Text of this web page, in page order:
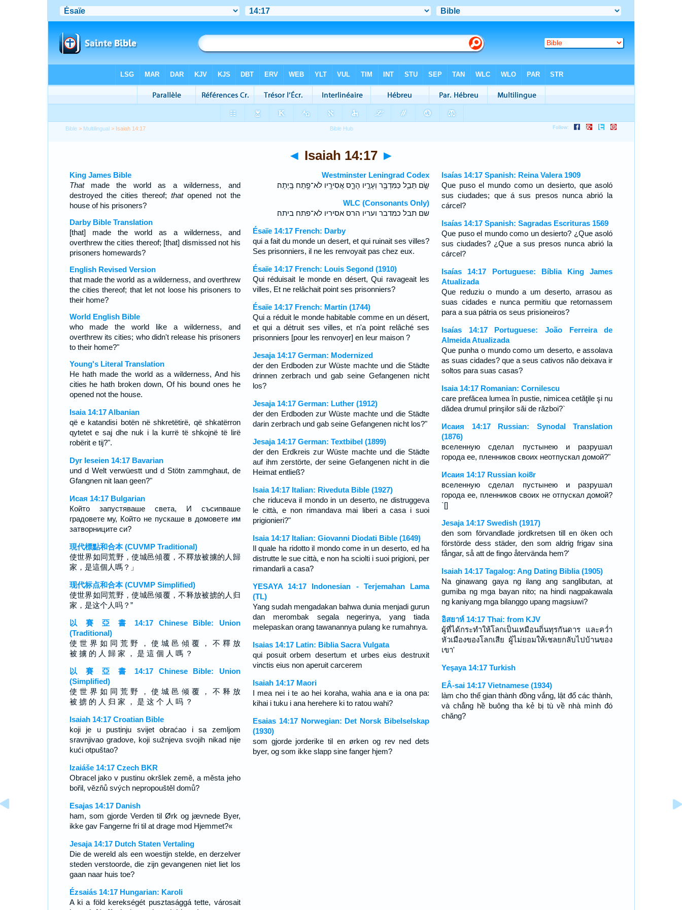
Bible > Multilingual > Isaiah 14:17
◄ Isaiah 14:17 ►
King James Bible
Thatmade the world as a wilderness, and
destroyed the cities thereof;thatopened not the
house of his prisoners?
Darby Bible Translation
[that] made the world as a wilderness, and
overthrew the cities thereof; [that] dismissed not his
prisoners homewards?
English Revised Version
that made the world as a wilderness, and overthrew
the cities thereof; that let not loose his prisoners to
their home?
World English Bible
who made the world like a wilderness, and
overthrew its cities; who didn't release his prisoners
to their home?"
Young's Literal Translation
He hath made the world as a wilderness, And his
cities he hath broken down, Of his bound ones he
opened not the house.
Isaia 14:17 Albanian
që e katandisi botën në shkretëtirë, që shkatërron
qytetet e saj dhe nuk i la kurrë të shkojnë të lirë
robërit e tij?".
Dyr Ieseien 14:17 Bavarian
und d Welt verwüestt und d Stötn zammghaut, de
Gfangnen nit laan geen?"
Исая 14:17 Bulgarian
Който запустяваше света, И съсипваше
градовете му, Който не пускаше в домовете им
затворниците си?
現代標點和合本 (CUVMP Traditional)
使世界如同荒野，使城邑傾覆，不釋放被擄的人歸
家，是這個人嗎？」
现代标点和合本 (CUVMP Simplified)
使世界如同荒野，使城邑倾覆，不释放被掳的人归
家，是这个人吗？”
以 賽 亞 書 14:17 Chinese Bible: Union
(Traditional)
使 世 界 如 同 荒 野 ， 使 城 邑 傾 覆 ， 不 釋 放
被 擄 的 人 歸 家 ， 是 這 個 人 嗎 ？
以 賽 亞 書 14:17 Chinese Bible: Union
(Simplified)
使 世 界 如 同 荒 野 ， 使 城 邑 倾 覆 ， 不 释 放
被 掳 的 人 归 家 ， 是 这 个 人 吗 ？
Isaiah 14:17 Croatian Bible
koji je u pustinju svijet obraćao i sa zemljom
sravnjivao gradove, koji sužnjeva svojih nikad nije
kući otpuštao?
Izaiáše 14:17 Czech BKR
Obracel jako v pustinu okršlek země, a města jeho
bořil, vězňů svých nepropouštěl domů?
Esajas 14:17 Danish
ham, som gjorde Verden til Ørk og jævnede Byer,
ikke gav Fangerne fri til at drage mod Hjemmet?«
Jesaja 14:17 Dutch Staten Vertaling
Die de wereld als een woestijn stelde, en derzelver
steden verstoorde, die zijn gevangenen niet liet los
gaan naar huis toe?
Ézsaiás 14:17 Hungarian: Karoli
A ki a föld kerekségét pusztasággá tette, városait
Westminster Leningrad Codex
שָׂ֥ם תֵּבֵ֛ל כַּמִּדְבָּ֖ר וְעָרָ֣יו הָרָ֑ס אֲסִירָ֖יו לֹא־פָ֥תַח בָּֽיְתָה׃
WLC (Consonants Only)
שם תבל כמדבר ועריו הרס אסיריו לא־פתח ביתה׃
Ésaïe 14:17 French: Darby
qui a fait du monde un desert, et qui ruinait ses villes?
Ses prisonniers, il ne les renvoyait pas chez eux.
Ésaïe 14:17 French: Louis Segond (1910)
Qui réduisait le monde en désert, Qui ravageait les
villes, Et ne relâchait point ses prisonniers?
Ésaïe 14:17 French: Martin (1744)
Qui a réduit le monde habitable comme en un désert,
et qui a détruit ses villes, et n'a point relâché ses
prisonniers [pour les renvoyer] en leur maison ?
Jesaja 14:17 German: Modernized
der den Erdboden zur Wüste machte und die Städte
drinnen zerbrach und gab seine Gefangenen nicht
los?
Jesaja 14:17 German: Luther (1912)
der den Erdboden zur Wüste machte und die Städte
darin zerbrach und gab seine Gefangenen nicht los?"
Jesaja 14:17 German: Textbibel (1899)
der den Erdkreis zur Wüste machte und die Städte
auf ihm zerstörte, der seine Gefangenen nicht in die
Heimat entließ?
Isaia 14:17 Italian: Riveduta Bible (1927)
che riduceva il mondo in un deserto, ne distruggeva
le città, e non rimandava mai liberi a casa i suoi
prigionieri?"
Isaia 14:17 Italian: Giovanni Diodati Bible (1649)
Il quale ha ridotto il mondo come in un deserto, ed ha
distrutte le sue città, e non ha sciolti i suoi prigioni, per
rimandarli a casa?
YESAYA 14:17 Indonesian - Terjemahan Lama
(TL)
Yang sudah mengadakan bahwa dunia menjadi gurun
dan merombak segala negerinya, yang tiada
melepaskan orang tawanannya pulang ke rumahnya.
Isaias 14:17 Latin: Biblia Sacra Vulgata
qui posuit orbem desertum et urbes eius destruxit
vinctis eius non aperuit carcerem
Isaiah 14:17 Maori
I mea nei i te ao hei koraha, wahia ana e ia ona pa:
kihai i tuku i ana herehere ki to ratou wahi?
Esaias 14:17 Norwegian: Det Norsk Bibelselskap
(1930)
som gjorde jorderike til en ørken og rev ned dets
byer, og som ikke slapp sine fanger hjem?
Isaías 14:17 Spanish: Reina Valera 1909
Que puso el mundo como un desierto, que asoló
sus ciudades; que á sus presos nunca abrió la
cárcel?
Isaías 14:17 Spanish: Sagradas Escrituras 1569
Que puso el mundo como un desierto? ¿Que asoló
sus ciudades? ¿Que a sus presos nunca abrió la
cárcel?
Isaías 14:17 Portuguese: Bíblia King James
Atualizada
Que reduziu o mundo a um deserto, arrasou as
suas cidades e nunca permitiu que retornassem
para a sua pátria os seus prisioneiros?
Isaías 14:17 Portuguese: João Ferreira de
Almeida Atualizada
Que punha o mundo como um deserto, e assolava
as suas cidades? que a seus cativos não deixava ir
soltos para suas casas?
Isaia 14:17 Romanian: Cornilescu
care prefăcea lumea în pustie, nimicea cetăţile şi nu
dădea drumul prinşilor săi de război?`
Исаия 14:17 Russian: Synodal Translation
(1876)
вселенную сделал пустынею и разрушал
города ее, пленников своих неотпускал домой?"
Исаия 14:17 Russian koi8r
вселенную сделал пустынею и разрушал
города ее, пленников своих не отпускал домой?
`[]
Jesaja 14:17 Swedish (1917)
den som förvandlade jordkretsen till en öken och
förstörde dess städer, den som aldrig frigav sina
fångar, så att de fingo återvända hem?'
Isaiah 14:17 Tagalog: Ang Dating Biblia (1905)
Na ginawang gaya ng ilang ang sanglibutan, at
gumiba ng mga bayan nito; na hindi nagpakawala
ng kaniyang mga bilanggo upang magsiuwi?
อิสยาห์ 14:17 Thai: from KJV
ผู้ที่ได้กระทำให้โลกเป็นเหมือนถิ่นทุรกันดาร และคว่ำ
หัวเมืองของโลกเสีย ผู้ไม่ยอมให้เชลยกลับไปบ้านของ
เขา'
Yeşaya 14:17 Turkish
EÂ-sai 14:17 Vietnamese (1934)
làm cho thế gian thành đồng vắng, lật đổ các thành,
và chẳng hề buông tha kẻ bị tù về nhà mình đó
chăng?